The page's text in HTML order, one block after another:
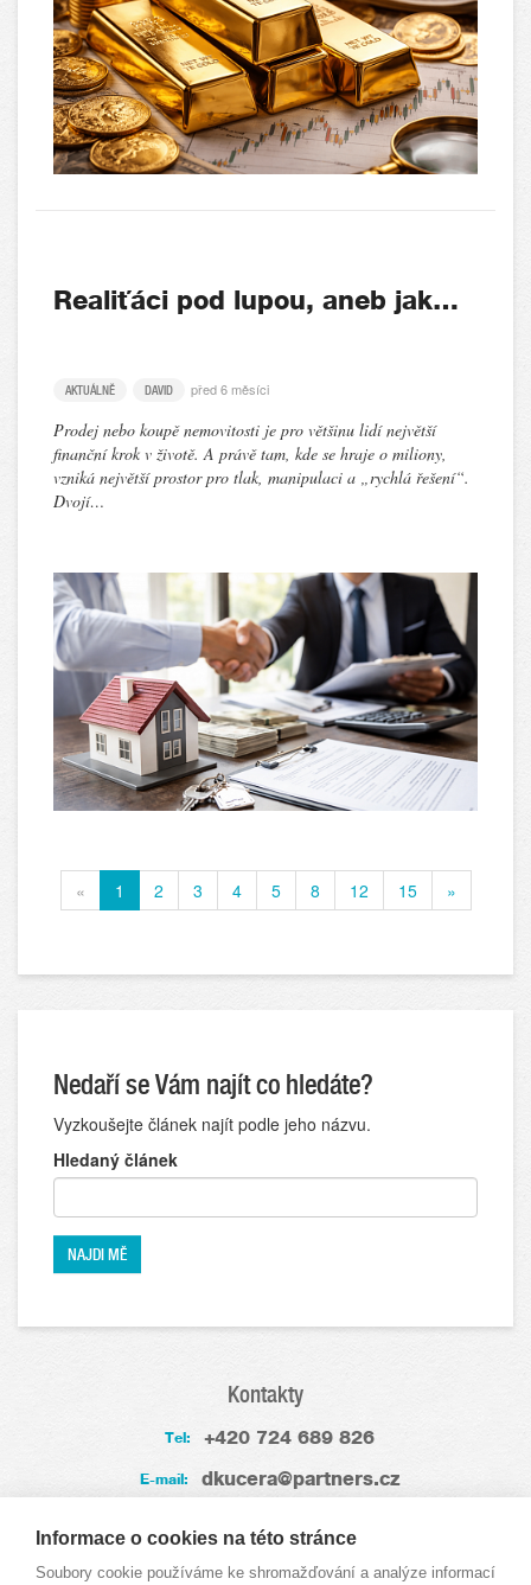
Realiťáci pod lupou, aneb jak…
AKTUÁLNĚ DAVID před 6 měsíci
Prodej nebo koupě nemovitosti je pro většinu lidí největší
finanční krok v životě. A právě tam, kde se hraje o miliony,
vzniká největší prostor pro tlak, manipulaci a „rychlá řešení“.
Dvojí…
« 1 2 3 4 5 8 12 15 »
Nedaří se Vám najít co hledáte?
Vyzkoušejte článek najít podle jeho názvu.
Hledaný článek
Kontakty
Tel: +420 724 689 826
E-mail: dkucera@partners.cz
Zkušenosti
Informace o cookies na této stránce
Soubory cookie používáme ke shromažďování a analýze informací